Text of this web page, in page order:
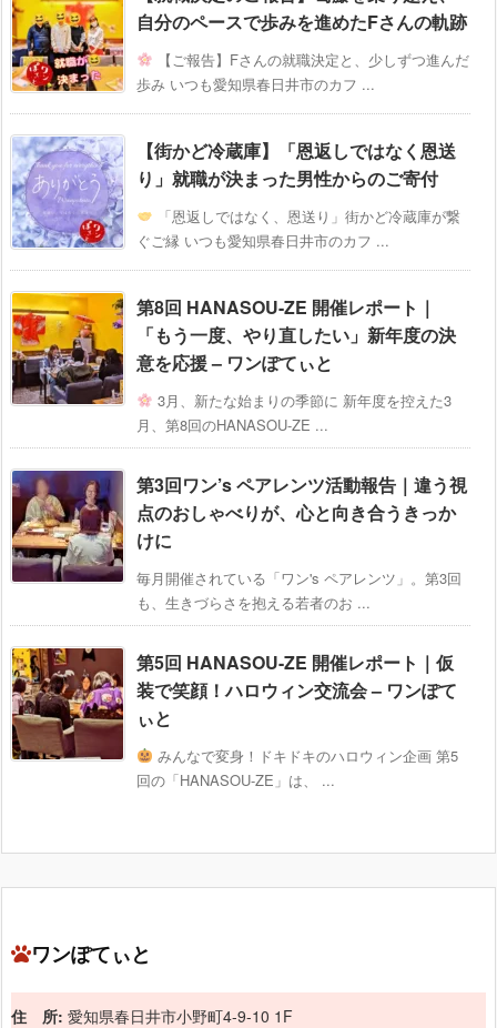
自分のペースで歩みを進めたFさんの軌跡
【ご報告】Fさんの就職決定と、少しずつ進んだ
歩み いつも愛知県春日井市のカフ ...
【街かど冷蔵庫】「恩返しではなく恩送
り」就職が決まった男性からのご寄付
「恩返しではなく、恩送り」街かど冷蔵庫が繋
ぐご縁 いつも愛知県春日井市のカフ ...
第8回 HANASOU-ZE 開催レポート｜
「もう一度、やり直したい」新年度の決
意を応援 – ワンぽてぃと
3月、新たな始まりの季節に 新年度を控えた3
月、第8回のHANASOU-ZE ...
第3回ワン’s ペアレンツ活動報告｜違う視
点のおしゃべりが、心と向き合うきっか
けに
毎月開催されている「ワン's ペアレンツ」。第3回
も、生きづらさを抱える若者のお ...
第5回 HANASOU-ZE 開催レポート｜仮
装で笑顔！ハロウィン交流会 – ワンぽて
ぃと
みんなで変身！ドキドキのハロウィン企画 第5
回の「HANASOU-ZE」は、 ...
ワンぽてぃと
住 所: 愛知県春日井市小野町4-9-10 1F